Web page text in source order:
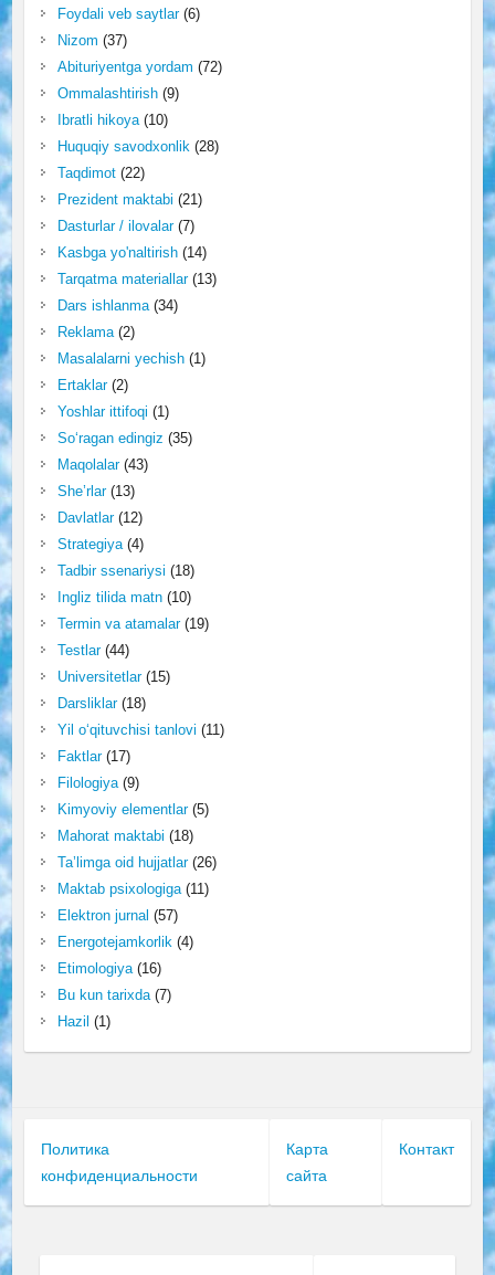
Foydali veb saytlar(6)
Nizom (37)
Abituriyentga yordam (72)
Ommalashtirish(9)
Ibratli hikoya(10)
Huquqiy savodxonlik(28)
Taqdimot(22)
Prezident maktabi (21)
Dasturlar / ilovalar(7)
Kasbga yo'naltirish(14)
Tarqatma materiallar(13)
Dars ishlanma(34)
Reklama(2)
Masalalarni yechish(1)
Ertaklar(2)
Yoshlar ittifoqi (1)
So‘ragan edingiz (35)
Maqolalar(43)
She’rlar(13)
Davlatlar(12)
Strategiya(4)
Tadbir ssenariysi (18)
Ingliz tilida matn(10)
Termin va atamalar(19)
Testlar(44)
Universitetlar(15)
Darsliklar(18)
Yil o‘qituvchisi tanlovi (11)
Faktlar(17)
Filologiya(9)
Kimyoviy elementlar(5)
Mahorat maktabi (18)
Ta’limga oid hujjatlar(26)
Maktab psixologiga(11)
Elektron jurnal (57)
Energotejamkorlik(4)
Etimologiya(16)
Bu kun tarixda(7)
Hazil (1)
Политика
конфиденциальности
Карта
сайта
Контакт